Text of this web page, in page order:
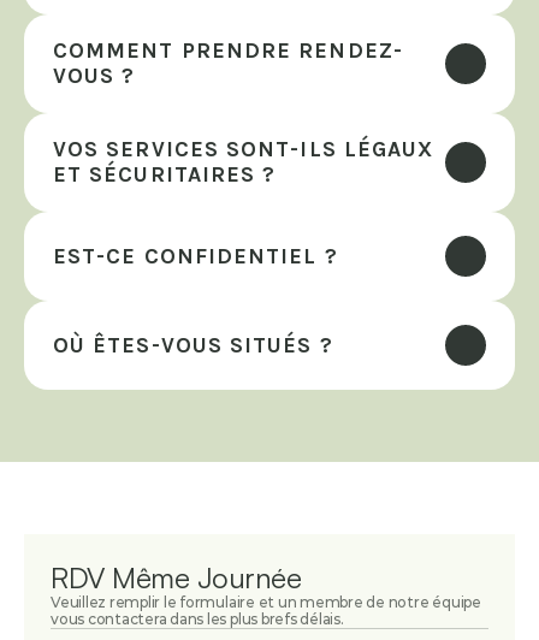
COMMENT PRENDRE RENDEZ-
VOUS ?
VOS SERVICES SONT-ILS LÉGAUX
ET SÉCURITAIRES ?
EST-CE CONFIDENTIEL ?
OÙ ÊTES-VOUS SITUÉS ?
RDV Même Journée
Veuillez remplir le formulaire et un membre de notre équipe
vous contactera dans les plus brefs délais.